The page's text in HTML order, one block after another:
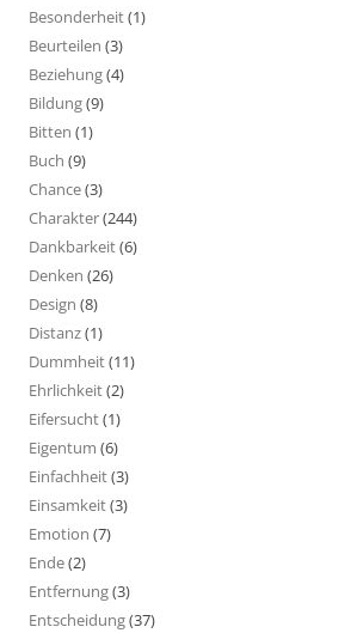
Besonderheit(1)
Beurteilen (3)
Beziehung(4)
Bildung(9)
Bitten (1)
Buch (9)
Chance(3)
Charakter(244)
Dankbarkeit(6)
Denken (26)
Design (8)
Distanz(1)
Dummheit(11)
Ehrlichkeit(2)
Eifersucht(1)
Eigentum (6)
Einfachheit(3)
Einsamkeit(3)
Emotion (7)
Ende(2)
Entfernung(3)
Entscheidung(37)